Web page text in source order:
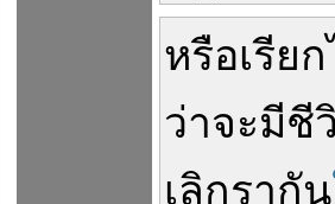
หรือเรียก
ว่าจะมีชี
เลิกรากัน